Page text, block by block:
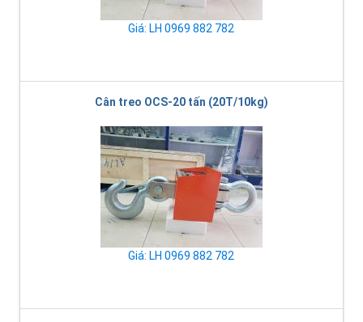
Giá: LH 0969 882 782
Cân treo OCS-20 tấn (20T/10kg)
Giá: LH 0969 882 782